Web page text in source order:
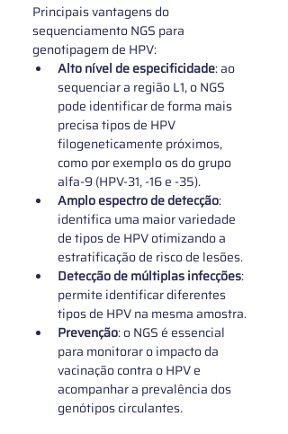
Principais vantagens do
sequenciamento NGS para
genotipagem de HPV:
Alto nível de especificidade: ao
sequenciar a região L1, o NGS
pode identificar de forma mais
precisa tipos de HPV
filogeneticamente próximos,
como por exemplo os do grupo
alfa-9 (HPV-31, -16 e -35).
Amplo espectro de detecção:
identifica uma maior variedade
de tipos de HPV otimizando a
estratificação de risco de lesões.
Detecção de múltiplas infecções:
permite identificar diferentes
tipos de HPV na mesma amostra.
Prevenção: o NGS é essencial
para monitorar o impacto da
vacinação contra o HPV e
acompanhar a prevalência dos
genótipos circulantes.